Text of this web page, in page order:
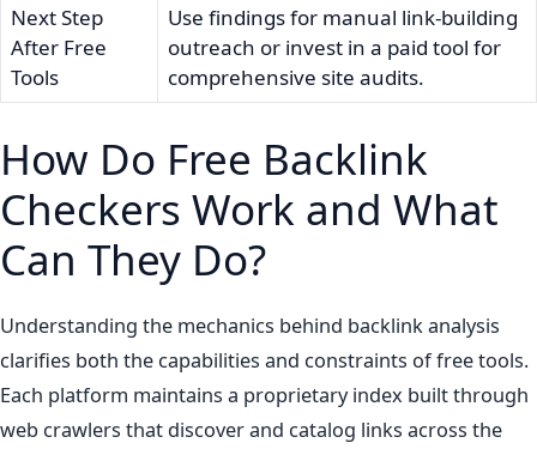
Next Step
After Free
Tools
Use findings for manual link-building
outreach or invest in a paid tool for
comprehensive site audits.
How Do Free Backlink
Checkers Work and What
Can They Do?
Understanding the mechanics behind backlink analysis
clarifies both the capabilities and constraints of free tools.
Each platform maintains a proprietary index built through
web crawlers that discover and catalog links across the